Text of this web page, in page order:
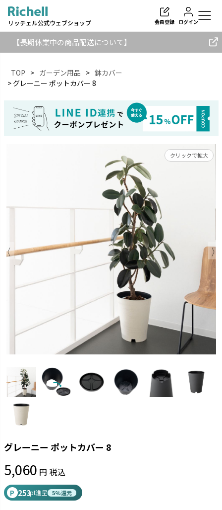
リッチェル公式ウェブショップ 会員登録 ログイン
【長期休業中の商品配送について】
TOP ガーデン用品
鉢カバー
グレーニー ポットカバー 8
クリックで拡大
グレーニー ポットカバー 8
5,060 税込
P 253pt進呈 5%還元